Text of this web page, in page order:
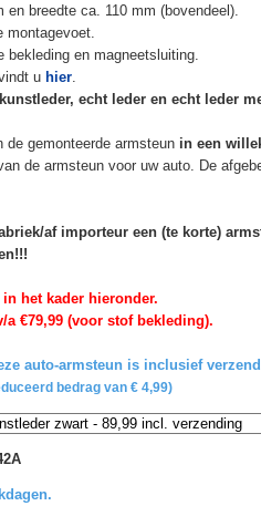
breedte ca. 110 mm (bovendeel).
en magneetsluiting.
u hier.
echt leder en echt leder
de gemonteerde armsteun in een
de armsteun voor uw auto. De
af importeur een (te korte)
het kader hieronder.
€79,99 (voor stof bekleding).
auto-armsteun is inclusief
bedrag van € 4,99)